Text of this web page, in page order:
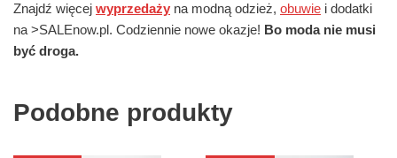
Znajdź więcej wyprzedaży na modną odzież, obuwie i dodatki
na >SALEnow.pl. Codziennie nowe okazje! Bo moda nie musi
być droga.
Podobne produkty